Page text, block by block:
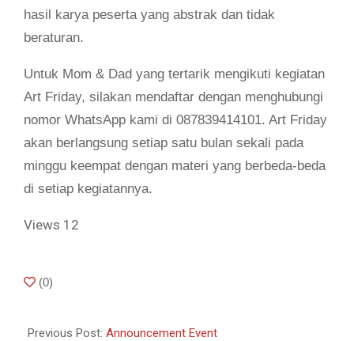
hasil karya peserta yang abstrak dan tidak
beraturan.
Untuk Mom & Dad yang tertarik mengikuti kegiatan
Art Friday, silakan mendaftar dengan menghubungi
nomor WhatsApp kami di 087839414101. Art Friday
akan berlangsung setiap satu bulan sekali pada
minggu keempat dengan materi yang berbeda-beda
di setiap kegiatannya.
Views 12
2021-
(0)
Previous Post: Announcement Event